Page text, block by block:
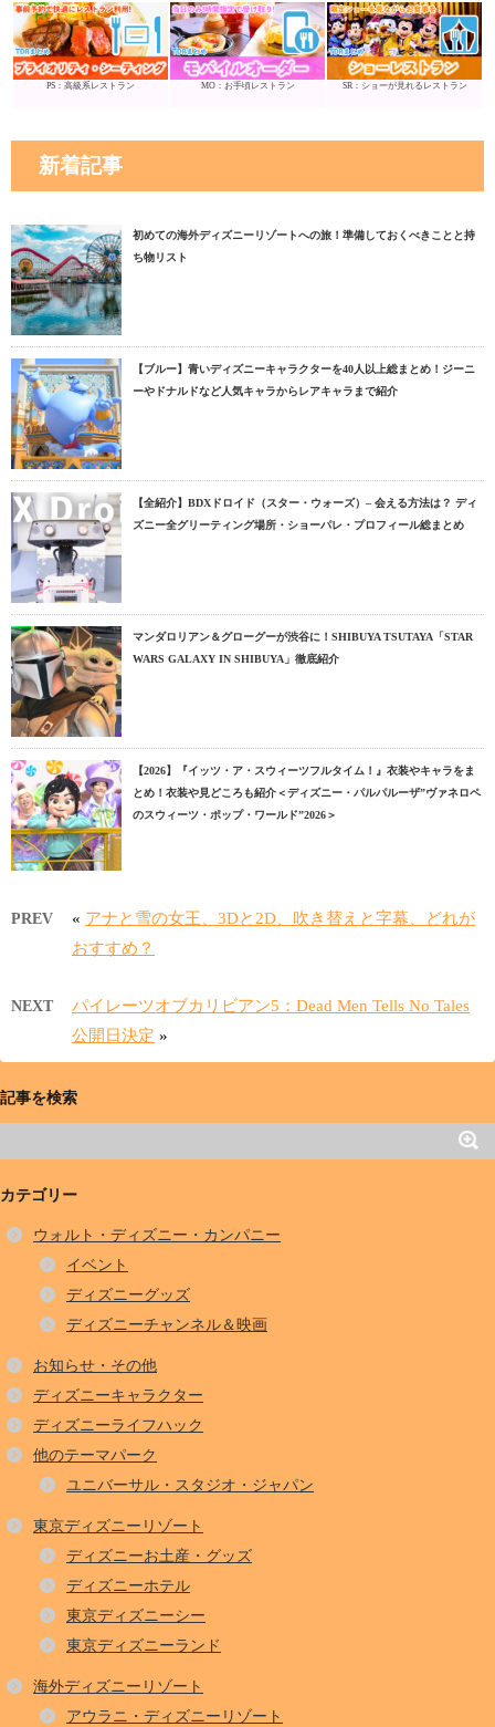
PS：高級系レストラン MO：お手頃レストラン SR：ショーが見れるレストラン
新着記事
初めての海外ディズニーリゾートへの旅！準備しておくべきことと持
ち物リスト
【ブルー】青いディズニーキャラクターを40人以上総まとめ！ジーニ
ーやドナルドなど人気キャラからレアキャラまで紹介
【全紹介】BDXドロイド（スター・ウォーズ）– 会える方法は？ ディ
ズニー全グリーティング場所・ショーパレ・プロフィール総まとめ
マンダロリアン＆グローグーが渋谷に！SHIBUYA TSUTAYA「STAR
WARS GALAXY IN SHIBUYA」徹底紹介
【2026】『イッツ・ア・スウィーツフルタイム！』衣装やキャラをま
とめ！衣装や見どころも紹介＜ディズニー・パルパルーザ”ヴァネロペ
のスウィーツ・ポップ・ワールド”2026＞
PREV « アナと雪の女王、3Dと2D、吹き替えと字幕、どれが
おすすめ？
NEXT
パイレーツオブカリビアン5：Dead Men Tells No Tales
公開日決定 »
記事を検索
カテゴリー
ウォルト・ディズニー・カンパニー
イベント
ディズニーグッズ
ディズニーチャンネル＆映画
お知らせ・その他
ディズニーキャラクター
ディズニーライフハック
他のテーマパーク
ユニバーサル・スタジオ・ジャパン
東京ディズニーリゾート
ディズニーお土産・グッズ
ディズニーホテル
東京ディズニーシー
東京ディズニーランド
海外ディズニーリゾート
アウラニ・ディズニーリゾート